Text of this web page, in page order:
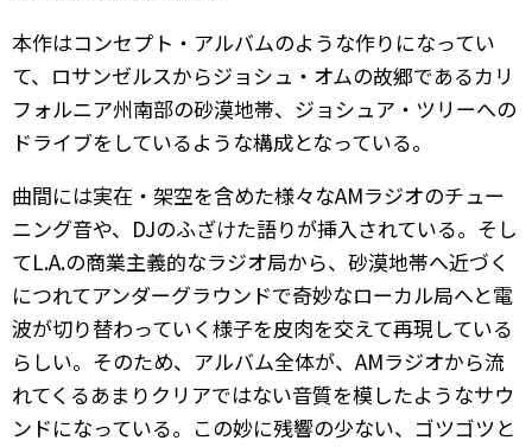
本作はコンセプト・アルバムのような作りになってい
て、ロサンゼルスからジョシュ・オムの故郷であるカリ
フォルニア州南部の砂漠地帯、ジョシュア・ツリーへの
ドライブをしているような構成となっている。
曲間には実在・架空を含めた様々なAMラジオのチュー
ニング音や、DJのふざけた語りが挿入されている。そし
てL.A.の商業主義的なラジオ局から、砂漠地帯へ近づく
につれてアンダーグラウンドで奇妙なローカル局へと電
波が切り替わっていく様子を皮肉を交えて再現している
らしい。そのため、アルバム全体が、AMラジオから流
れてくるあまりクリアではない音質を模したようなサウ
ンドになっている。この妙に残響の少ない、ゴツゴツと